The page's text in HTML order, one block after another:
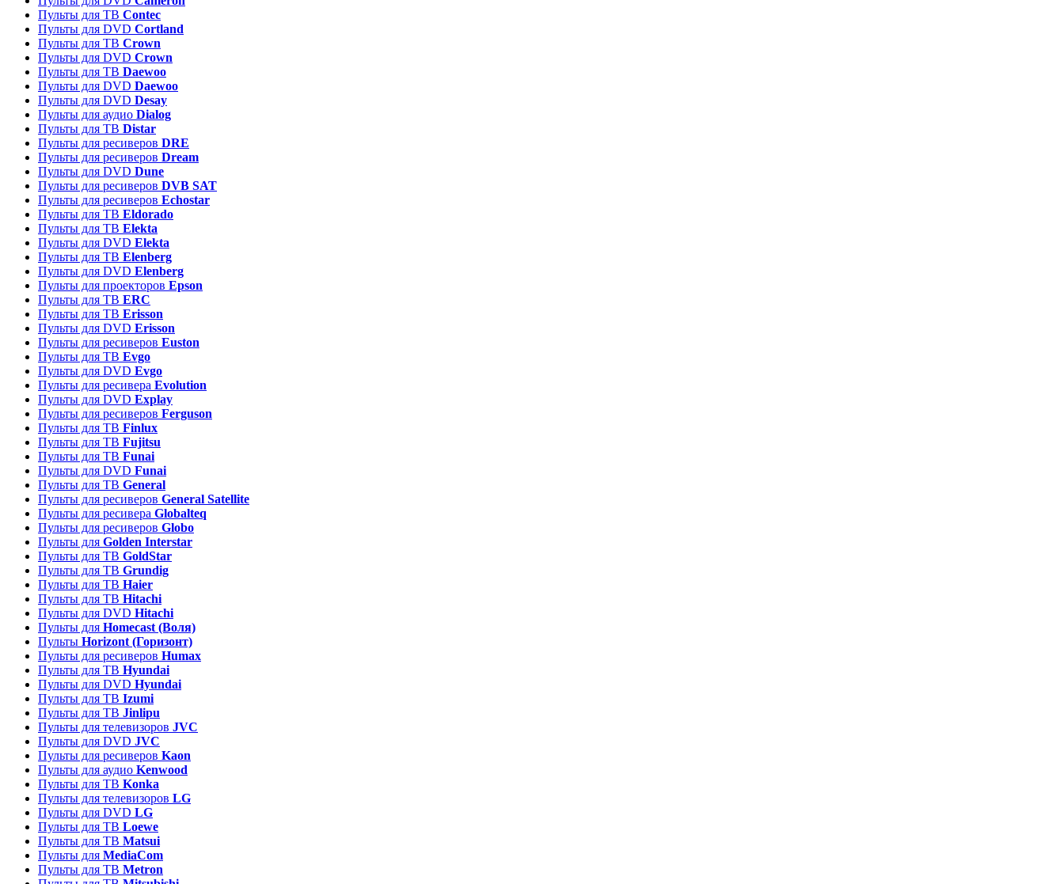
Пульты для ТВ Contec
Пульты для DVD Cortland
Пульты для ТВ Crown
Пульты для DVD Crown
Пульты для ТВ Daewoo
Пульты для DVD Daewoo
Пульты для DVD Desay
Пульты для аудио Dialog
Пульты для ТВ Distar
Пульты для ресиверов DRE
Пульты для ресиверов Dream
Пульты для DVD Dune
Пульты для ресиверов DVB SAT
Пульты для ресиверов Echostar
Пульты для ТВ Eldorado
Пульты для ТВ Elekta
Пульты для DVD Elekta
Пульты для ТВ Elenberg
Пульты для DVD Elenberg
Пульты для проекторов Epson
Пульты для ТВ ERC
Пульты для ТВ Erisson
Пульты для DVD Erisson
Пульты для ресиверов Euston
Пульты для ТВ Evgo
Пульты для DVD Evgo
Пульты для ресивера Evolution
Пульты для DVD Explay
Пульты для ресиверов Ferguson
Пульты для ТВ Finlux
Пульты для ТВ Fujitsu
Пульты для ТВ Funai
Пульты для DVD Funai
Пульты для ТВ General
Пульты для ресиверов General Satellite
Пульты для ресивера Globalteq
Пульты для ресиверов Globo
Пульты для Golden Interstar
Пульты для ТВ GoldStar
Пульты для ТВ Grundig
Пульты для ТВ Haier
Пульты для ТВ Hitachi
Пульты для DVD Hitachi
Пульты для Homecast (Воля)
Пульты Horizont (Горизонт)
Пульты для ресиверов Humax
Пульты для ТВ Hyundai
Пульты для DVD Hyundai
Пульты для ТВ Izumi
Пульты для ТВ Jinlipu
Пульты для телевизоров JVC
Пульты для DVD JVC
Пульты для ресиверов Kaon
Пульты для аудио Kenwood
Пульты для ТВ Konka
Пульты для телевизоров LG
Пульты для DVD LG
Пульты для ТВ Loewe
Пульты для ТВ Matsui
Пульты для MediaCom
Пульты для ТВ Metron